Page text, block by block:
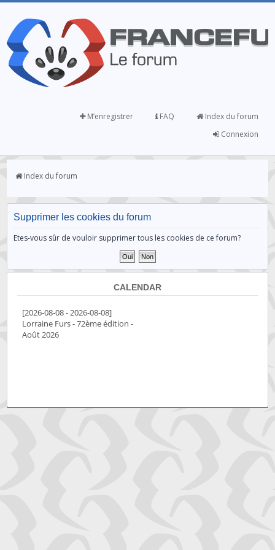
Index du forum
FAQ
M’enregistrer
Connexion
Index du forum
Supprimer les cookies du forum
Etes-vous sûr de vouloir supprimer tous les cookies de ce forum?
CALENDAR